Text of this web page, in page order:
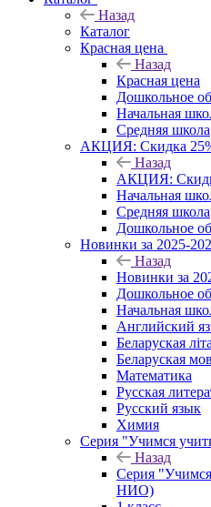
Назад
Каталог
Красная цена
Назад
Красная цена
Дошкольное
Начальная
Средняя школа
АКЦИЯ: Скидка
Назад
АКЦИЯ:
Начальная
Средняя школа
Дошкольное
Новинки за 2025-
Назад
Новинки за
Дошкольное
Начальная
Английский
Беларуская
Беларуская
Математика
Русская
Русский язык
Химия
Серия "Учимся
Назад
Серия
НИО)